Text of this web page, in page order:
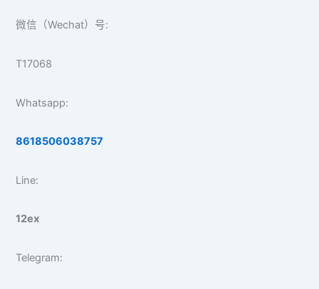
微信（Wechat）号:
T17068
Whatsapp:
8618506038757
Line:
12ex
Telegram: